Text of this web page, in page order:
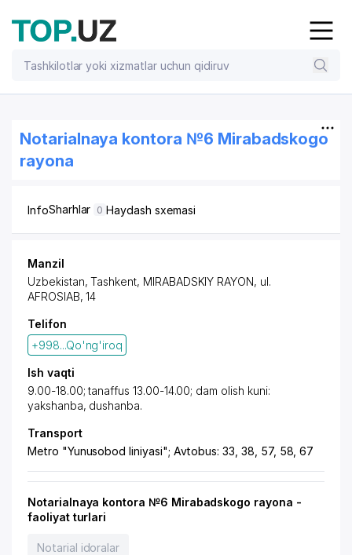
Notarialnaya kontora №6 Mirabadskogo
rayona
InfoSharhlar 0 Haydash sxemasi
Manzil
Uzbekistan, Tashkent, MIRABADSKIY RAYON, ul.
AFROSIAB, 14
Telifon
+998...Qo'ng'iroq
Ish vaqti
9.00-18.00; tanaffus 13.00-14.00; dam olish kuni:
yakshanba, dushanba.
Transport
Metro "Yunusobod liniyasi"; Avtobus: 33, 38, 57, 58, 67
Notarialnaya kontora №6 Mirabadskogo rayona -
faoliyat turlari
Notarial idoralar